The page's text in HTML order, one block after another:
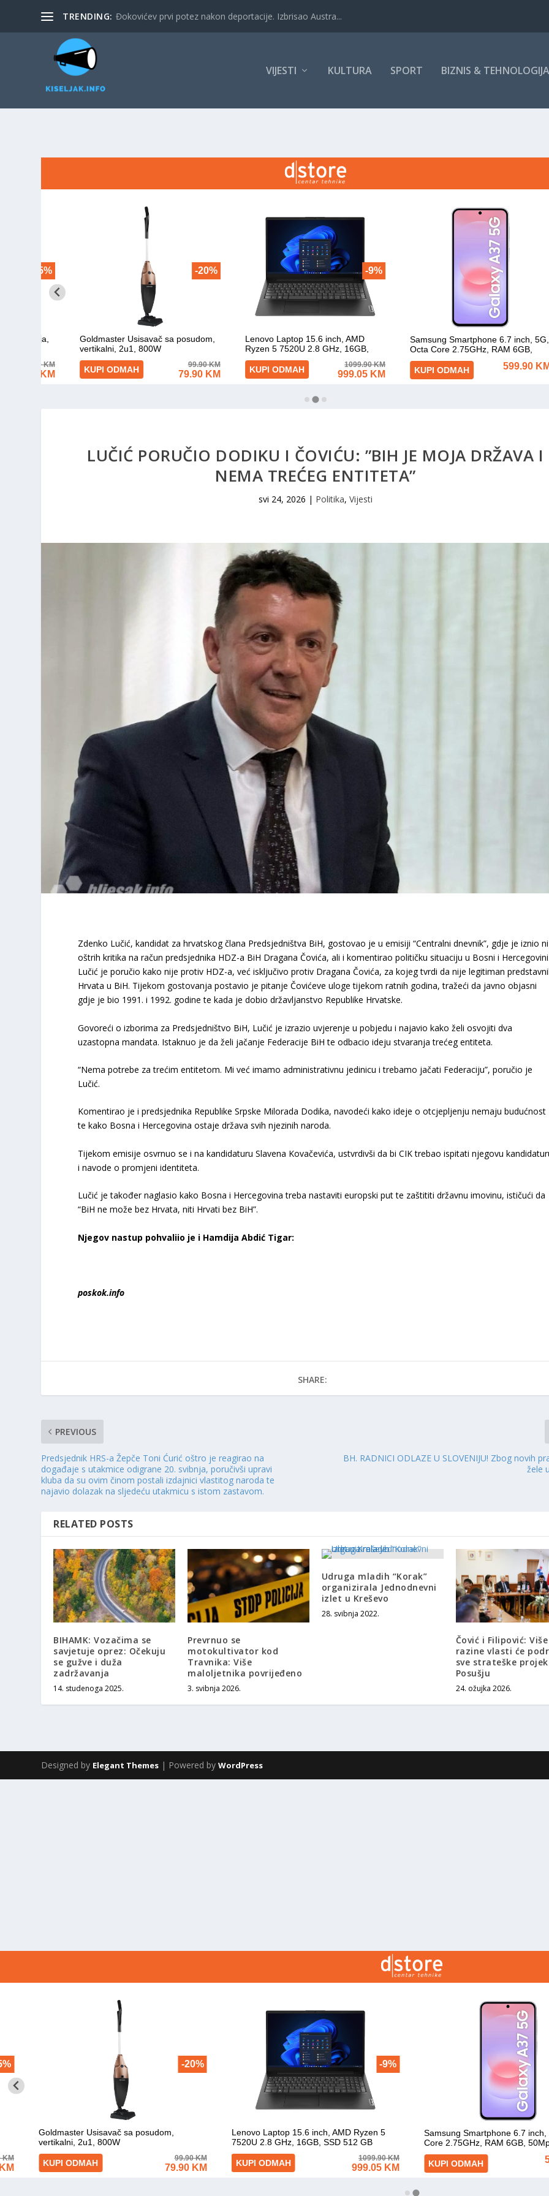
TRENDING: Đokovićev prvi potez nakon deportacije. Izbrisao Austra...
VIJESTI KULTURA SPORT BIZNIS & TEHNOLOGIJA
LUČIĆ PORUČIO DODIKU I ČOVIĆU: ”BIH JE MOJA DRŽAVA I
NEMA TREĆEG ENTITETA”
svi 24, 2026 | Politika, Vijesti
Zdenko Lučić, kandidat za hrvatskog člana Predsjedništva BiH, gostovao je u emisiji “Centralni dnevnik”, gdje je iznio
oštrih kritika na račun predsjednika HDZ-a BiH Dragana Čovića, ali i komentirao političku situaciju u Bosni i
Lučić je poručio kako nije protiv HDZ-a, već isključivo protiv Dragana Čovića, za kojeg tvrdi da nije legitiman
Hrvata u BiH. Tijekom gostovanja postavio je pitanje Čovićeve uloge tijekom ratnih godina, tražeći da javno objasni
gdje je bio 1991. i 1992. godine te kada je dobio državljanstvo Republike Hrvatske.
Govoreći o izborima za Predsjedništvo BiH, Lučić je izrazio uvjerenje u pobjedu i najavio kako želi osvojiti dva
uzastopna mandata. Istaknuo je da želi jačanje Federacije BiH te odbacio ideju stvaranja trećeg entiteta.
“Nema potrebe za trećim entitetom. Mi već imamo administrativnu jedinicu i trebamo jačati Federaciju”, poručio je
Lučić.
Komentirao je i predsjednika Republike Srpske Milorada Dodika, navodeći kako ideje o otcjepljenju nemaju budućnost
te kako Bosna i Hercegovina ostaje država svih njezinih naroda.
Tijekom emisije osvrnuo se i na kandidaturu Slavena Kovačevića, ustvrdivši da bi CIK trebao ispitati njegovu
i navode o promjeni identiteta.
Lučić je također naglasio kako Bosna i Hercegovina treba nastaviti europski put te zaštititi državnu imovinu, ističući da
“BiH ne može bez Hrvata, niti Hrvati bez BiH”.
Njegov nastup pohvaliio je i Hamdija Abdić Tigar:
poskok.info
SHARE:
PREVIOUS
Predsjednik HRS-a Žepče Toni Ćurić oštro je reagirao na
događaje s utakmice odigrane 20. svibnja, poručivši upravi
kluba da su ovim činom postali izdajnici vlastitog naroda te
najavio dolazak na sljedeću utakmicu s istom zastavom.
BH. RADNICI ODLAZE U SLOVENIJU! Zbog novih
žele
RELATED POSTS
BIHAMK: Vozačima se
savjetuje oprez: Očekuju
se gužve i duža
zadržavanja
14. studenoga 2025.
Prevrnuo se
motokultivator kod
Travnika: Više
maloljetnika povrijeđeno
3. svibnja 2026.
Udruga mladih “Korak”
organizirala Jednodnevni
izlet u Kreševo
28. svibnja 2022.
Čović i Filipović: Više
razine vlasti će
sve strateške
Posušju
24. ožujka 2026.
Designed by Elegant Themes | Powered byWordPress